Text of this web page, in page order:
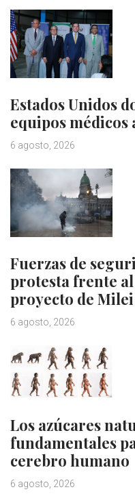
Estados Unidos
equipos
6 agosto, 2026
Fuerzas de
protesta frente
proyecto de Milei
6 agosto, 2026
Los azúcares
fundamentales
cerebro humano
6 agosto, 2026